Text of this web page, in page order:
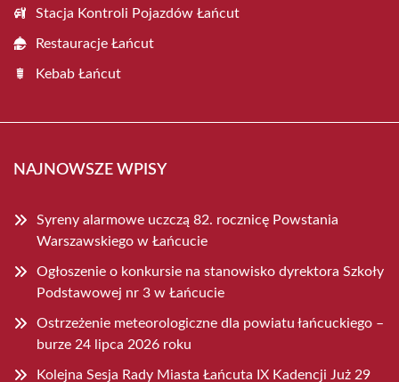
Stacja Kontroli Pojazdów Łańcut
Restauracje Łańcut
Kebab Łańcut
NAJNOWSZE WPISY
Syreny alarmowe uczczą 82. rocznicę Powstania
Warszawskiego w Łańcucie
Ogłoszenie o konkursie na stanowisko dyrektora Szkoły
Podstawowej nr 3 w Łańcucie
Ostrzeżenie meteorologiczne dla powiatu łańcuckiego –
burze 24 lipca 2026 roku
Kolejna Sesja Rady Miasta Łańcuta IX Kadencji Już 29